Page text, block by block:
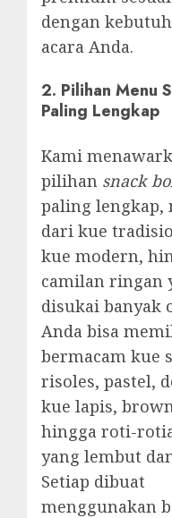
dengan
acara Anda.
2. Pilihan Menu
Paling Lengkap
Kami
pilihan snack
paling lengkap,
dari kue
kue modern,
camilan ringan
disukai banyak
Anda bisa
bermacam kue
risoles, pastel,
kue lapis,
hingga roti-
yang lembut
Setiap dibuat
menggunakan